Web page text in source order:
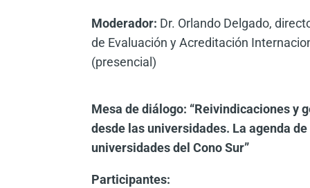
Moderador: Dr. Orlando Delgado,
de Evaluación y Acreditación
(presencial)
Mesa de diálogo: “Reivindicaciones y
desde las universidades. La agenda
universidades del Cono Sur”
Participantes: